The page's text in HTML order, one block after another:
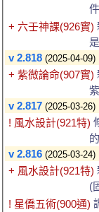
+ 六壬神課(926實)
v 2.818 (2025-04-09)
+ 紫微論命(907實)
v 2.817 (2025-03-26)
! 風水設計(921特)
v 2.816 (2025-03-24)
+ 風水設計(921特)
(
! 星僑五術(900通)